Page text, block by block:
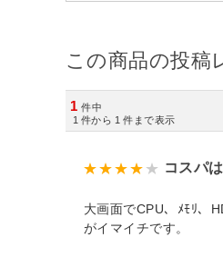
この商品の投稿
1 件中
1 件から 1 件まで表示
コスパ
大画面でCPU、ﾒﾓﾘ、
がイマイチです。